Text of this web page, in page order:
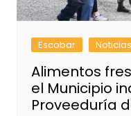
Escobar Noticias
Alimentos
el Municipio
Proveeduría